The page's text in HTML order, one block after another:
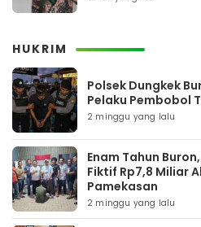
HUKRIM
Polsek Dungkek
Pelaku Pembobol
2 minggu yang lalu
Enam Tahun
Fiktif Rp7,8 Miliar
Pamekasan
2 minggu yang lalu